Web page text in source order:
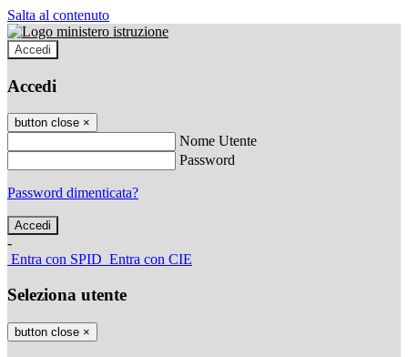
Salta al contenuto
Accedi
Accedi
button close ×
Nome Utente
Password
Password dimenticata?
-
Entra con SPID Entra con CIE
Seleziona utente
button close ×